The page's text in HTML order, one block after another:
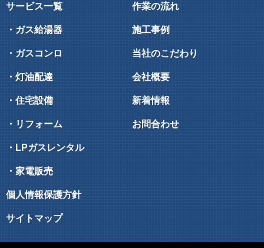
サービス一覧
・ガス給湯器
・ガスコンロ
・灯油配達
・住宅設備
・リフォーム
・LPガスレンタル
・家電販売
作業の流れ
施工事例
当社のこだわり
会社概要
新着情報
お問合わせ
個人情報保護方針
サイトマップ